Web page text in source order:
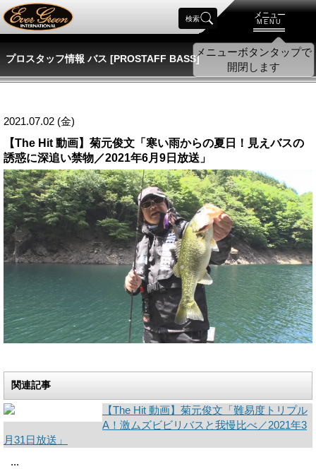
メニュー
MENU
検索
プロスタッフ情報 バス [PROSTAFF BASS]
2021.07.02 (金)
【The Hit 動画】菊元俊文「寒い雨からの夏日！見えバスの
誘惑に深追い禁物／2021年6月9日放送」
関連記事
【The Hit 動画】菊元俊文「難易度トリプル
A！激ムズビビリバスと我慢比べ／2021年3
月31日放送」
...